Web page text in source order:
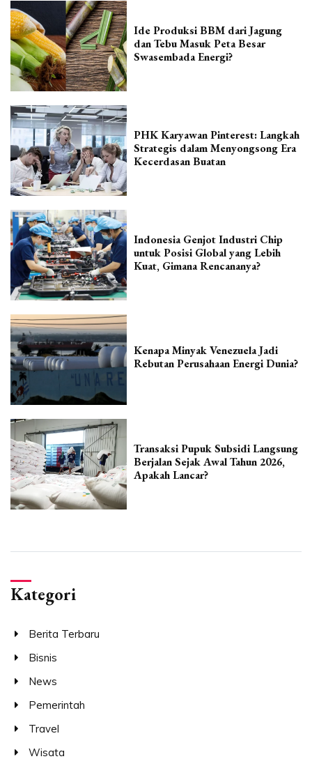
Ide Produksi BBM dari Jagung
dan Tebu Masuk Peta Besar
Swasembada Energi?
PHK Karyawan Pinterest: Langkah
Strategis dalam Menyongsong Era
Kecerdasan Buatan
Indonesia Genjot Industri Chip
untuk Posisi Global yang Lebih
Kuat, Gimana Rencananya?
Kenapa Minyak Venezuela Jadi
Rebutan Perusahaan Energi Dunia?
Transaksi Pupuk Subsidi Langsung
Berjalan Sejak Awal Tahun 2026,
Apakah Lancar?
Kategori
Berita Terbaru
Bisnis
News
Pemerintah
Travel
Wisata